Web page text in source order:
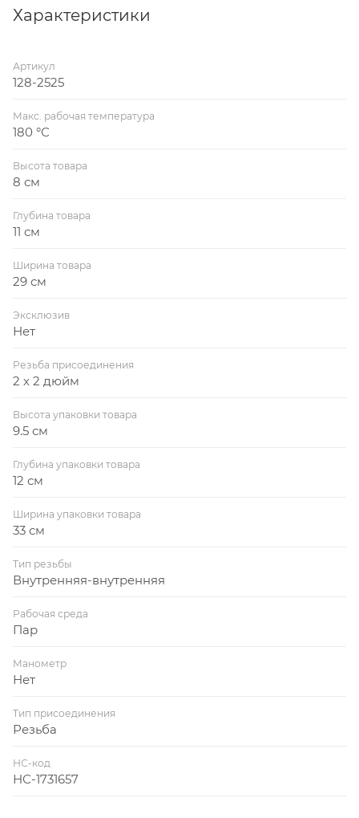
Характеристики
Артикул
128-2525
Макс. рабочая температура
180 °С
Высота товара
8 см
Глубина товара
11 см
Ширина товара
29 см
Эксклюзив
Нет
Резьба присоединения
2 х 2 дюйм
Высота упаковки товара
9.5 см
Глубина упаковки товара
12 см
Ширина упаковки товара
33 см
Тип резьбы
Внутренняя-внутренняя
Рабочая среда
Пар
Манометр
Нет
Тип присоединения
Резьба
НС-код
НС-1731657